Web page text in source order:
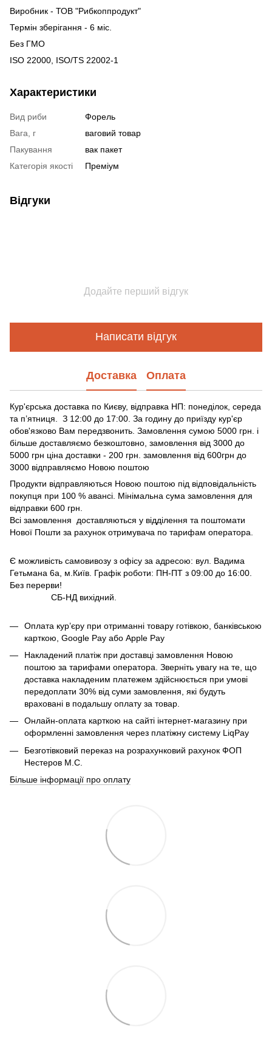
Виробник - ТОВ "Рибкоппродукт"
Термін зберігання - 6 міс.
Без ГМО
ISO 22000, ISO/TS 22002-1
Характеристики
Вид риби
Форель
Вага, г
ваговий товар
Пакування
вак пакет
Категорія якості
Преміум
Відгуки
Додайте перший відгук
Написати відгук
Доставка Оплата
Кур'єрська доставка по Києву, відправка НП: понеділок, середа
та п’ятниця. З 12:00 до 17:00. За годину до приїзду кур'єр
обов'язково Вам передзвонить. Замовлення сумою 5000 грн. і
більше доставляємо безкоштовно, замовлення від 3000 до
5000 грн ціна доставки - 200 грн. замовлення від 600грн до
3000 відправляємо Новою поштою
Продукти відправляються Новою поштою під відповідальність
покупця при 100 % авансі. Мінімальна сума замовлення для
відправки 600 грн.
Всі замовлення доставляються у відділення та поштомати
Нової Пошти за рахунок отримувача по тарифам оператора.
Є можливість самовивозу з офісу за адресою: вул. Вадима
Гетьмана 6а, м.Київ. Графік роботи: ПН-ПТ з 09:00 до 16:00.
Без перерви!
СБ-НД вихідний.
Оплата кур’єру при отриманні товару готівкою, банківською
карткою, Google Pay або Apple Pay
Накладений платіж при доставці замовлення Новою
поштою за тарифами оператора. Зверніть увагу на те, що
доставка накладеним платежем здійснюється при умові
передоплати 30% від суми замовлення, які будуть
враховані в подальшу оплату за товар.
Онлайн-оплата карткою на сайті інтернет-магазину при
оформленні замовлення через платіжну систему LiqPay
Безготівковий переказ на розрахунковий рахунок ФОП
Нестеров М.С.
Більше інформації про оплату